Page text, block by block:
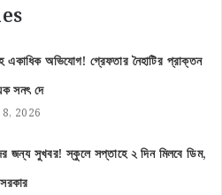
একাধিক অভিযোগ! গ্রেফতার নৈহাটির প্রাক্তন
সনৎ দে
2026
জন্য সুখবর! স্কুলে সপ্তাহে ২ দিন মিলবে ডিম,